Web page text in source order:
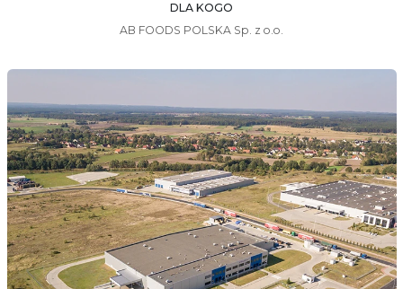
DLA KOGO
AB FOODS POLSKA Sp. z o.o.